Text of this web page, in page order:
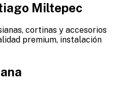
Miltepec
cortinas y accesorios
premium, instalación